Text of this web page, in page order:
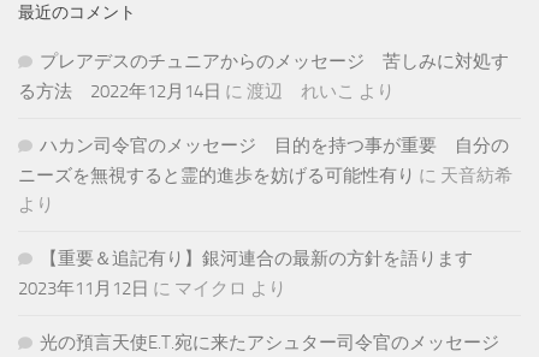
最近のコメント
プレアデスのチュニアからのメッセージ 苦しみに対処す
る方法 2022年12月14日 に 渡辺 れいこ より
ハカン司令官のメッセージ 目的を持つ事が重要 自分の
ニーズを無視すると霊的進歩を妨げる可能性有り に 天音紡希
より
【重要＆追記有り】銀河連合の最新の方針を語ります
2023年11月12日 に マイクロ より
光の預言天使E.T.宛に来たアシュター司令官のメッセージ